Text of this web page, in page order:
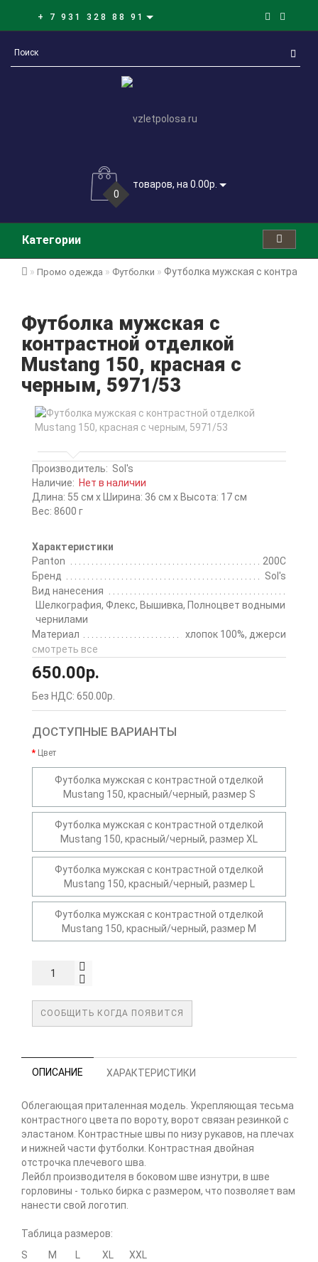
+ 7 931 328 88 91
0
товаров, на 0.00р.
Категории
Промо одежда Футболки Футболка мужская с
Футболка мужская с
контрастной отделкой
Mustang 150, красная с
черным, 5971/53
Производитель: Sol's
Наличие: Нет в наличии
Длина: 55 см x Ширина: 36 см x Высота: 17 см
Вес: 8600 г
Характеристики
Panton
200C
Бренд
Sol's
Вид нанесения
Шелкография, Флекс, Вышивка, Полноцвет водными
чернилами
Материал
хлопок 100%, джерси
смотреть все
650.00р.
Без НДС: 650.00р.
ДОСТУПНЫЕ ВАРИАНТЫ
Цвет
Футболка мужская с контрастной отделкой
Mustang 150, красный/черный, размер S
Футболка мужская с контрастной отделкой
Mustang 150, красный/черный, размер XL
Футболка мужская с контрастной отделкой
Mustang 150, красный/черный, размер L
Футболка мужская с контрастной отделкой
Mustang 150, красный/черный, размер M
СООБЩИТЬ КОГДА ПОЯВИТСЯ
ОПИСАНИЕ ХАРАКТЕРИСТИКИ
Облегающая приталенная модель. Укрепляющая тесьма
контрастного цвета по вороту, ворот связан резинкой с
эластаном. Контрастные швы по низу рукавов, на плечах
и нижней части футболки. Контрастная двойная
отстрочка плечевого шва.
Лейбл производителя в боковом шве изнутри, в шве
горловины - только бирка с размером, что позволяет вам
нанести свой логотип.
Таблица размеров:
S
M L XL
XXL